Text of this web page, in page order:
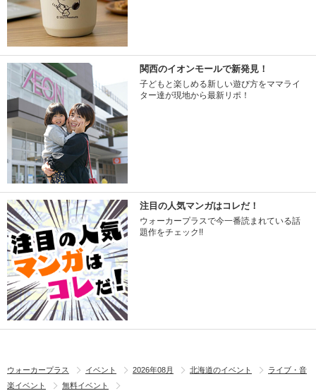
関西のイオンモールで新発見！
子どもと楽しめる新しい遊び方をママライ
ター達が現地から最新リポ！
注目の人気マンガはコレだ！
ウォーカープラスで今一番読まれている話
題作をチェック!!
ウォーカープラス イベント 2026年08月 北海道のイベント
ライブ・音
楽イベント
無料イベント